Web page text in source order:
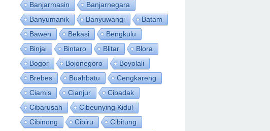
Banjarmasin
Banjarnegara
Banyumanik
Banyuwangi
Batam
Bawen
Bekasi
Bengkulu
Binjai
Bintaro Blitar
Blora
Bogor
Bojonegoro
Boyolali
Brebes
Buahbatu
Cengkareng
Ciamis
Cianjur
Cibadak
Cibarusah
Cibeunying Kidul
Cibinong
Cibiru
Cibitung